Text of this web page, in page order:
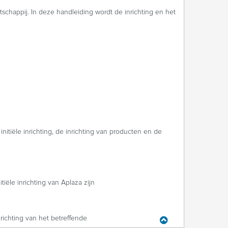
In deze handleiding wordt de inrichting en het
inrichting, de inrichting van producten en de
inrichting van Aplaza zijn
van het betreffende